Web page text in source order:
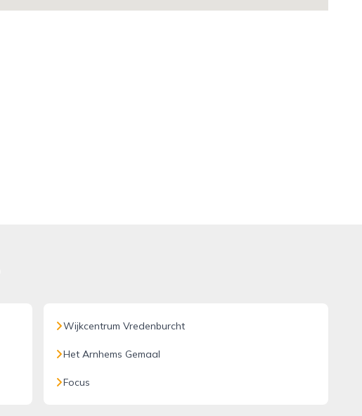
Wijkcentrum Vredenburcht
Het Arnhems Gemaal
Focus